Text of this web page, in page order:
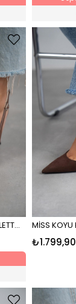
MİSS ÇİKOLATA RUGAN STİLETTO ÇİKOLATA RUGAN
₺1.799,90